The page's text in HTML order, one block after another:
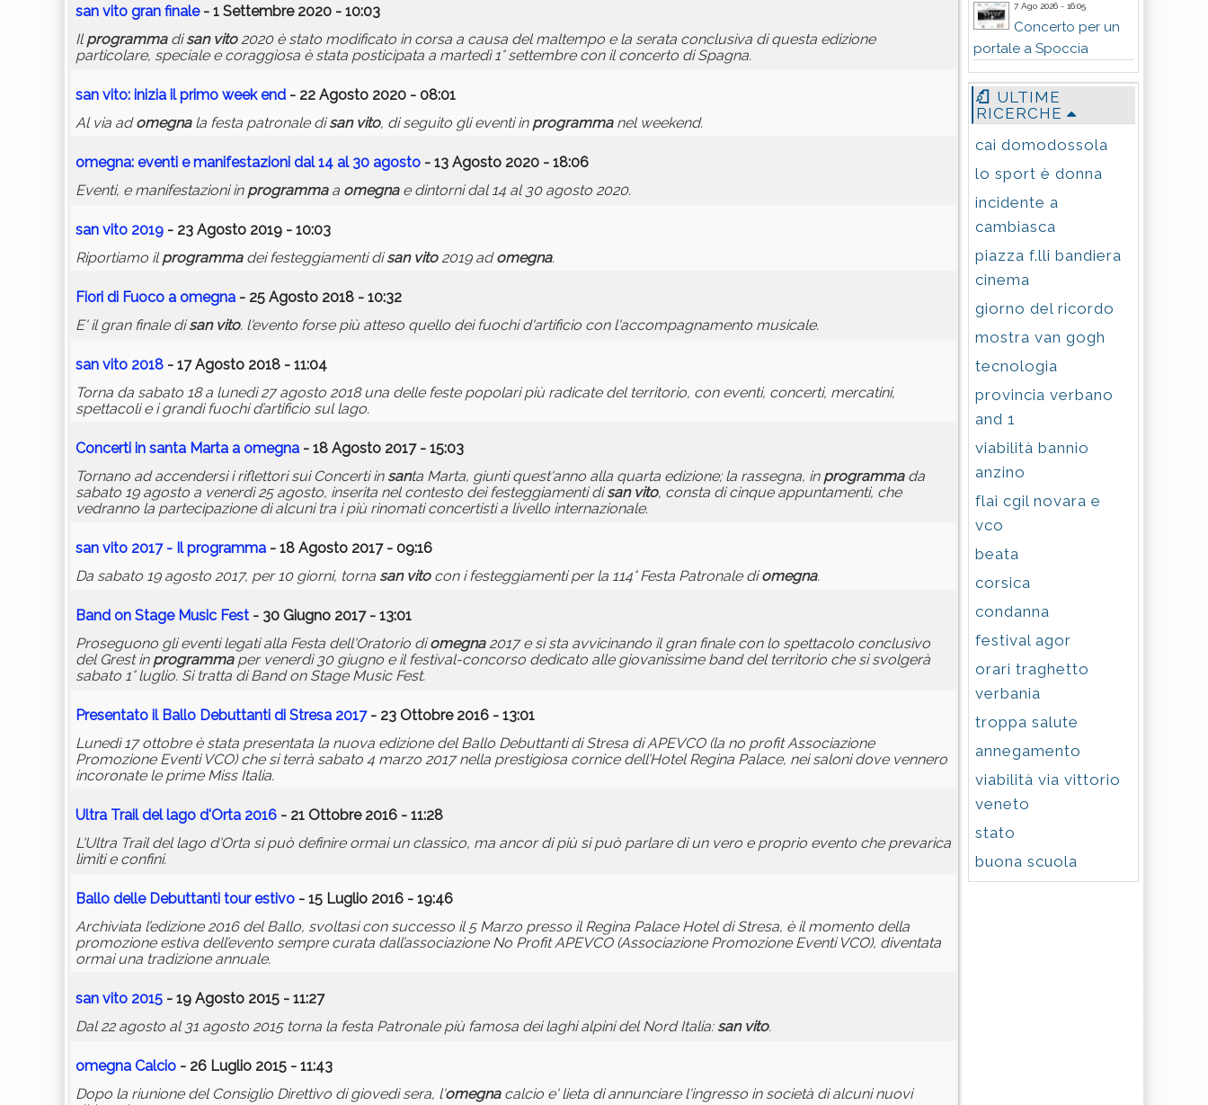
san vito gran finale- 1 Settembre 2020 - 10:03
Ilprogrammadisan vito2020 è stato modificato in corsa a causa del maltempo e la serata conclusiva di questa edizione
particolare, speciale e coraggiosa è stata posticipata a martedì 1° settembre con il concerto di Spagna.
san vito: inizia il primo week end - 22 Agosto 2020 - 08:01
Al via adomegnala festa patronale disan vito, di seguito gli eventi in programmanel weekend.
omegna: eventi e manifestazioni dal 14 al 30 agosto - 13 Agosto 2020 - 18:06
Eventi, e manifestazioni in programmaa omegnae dintorni dal 14 al 30 agosto 2020.
san vito 2019 - 23 Agosto 2019 - 10:03
Riportiamo ilprogrammadei festeggiamenti disan vito2019 adomegna.
Fiori di Fuoco a omegna - 25 Agosto 2018 - 10:32
E' il gran finale disan vito. l'evento forse più atteso quello dei fuochi d'artificio con l'accompagnamento musicale.
san vito 2018 - 17 Agosto 2018 - 11:04
Torna da sabato 18 a lunedì 27 agosto 2018 una delle feste popolari più radicate del territorio, con eventi, concerti, mercatini,
spettacoli e i grandi fuochi d’artificio sul lago.
Concerti in santa Marta a omegna - 18 Agosto 2017 - 15:03
Tornano ad accendersi i riflettori sui Concerti in santa Marta, giunti quest'anno alla quarta edizione; la rassegna, in programmada
sabato 19 agosto a venerdì 25 agosto, inserita nel contesto dei festeggiamenti disan vito, consta di cinque appuntamenti, che
vedranno la partecipazione di alcuni tra i più rinomati concertisti a livello internazionale.
san vito 2017 - Ilprogramma - 18 Agosto 2017 - 09:16
Da sabato 19 agosto 2017, per 10 giorni, torna san vitocon i festeggiamenti per la 114° Festa Patronale diomegna.
Band on Stage Music Fest - 30 Giugno 2017 - 13:01
Proseguono gli eventi legati alla Festa dell'Oratorio diomegna2017 e si sta avvicinando il gran finale con lo spettacolo conclusivo
del Grest in programmaper venerdì 30 giugno e il festival-concorso dedicato alle giovanissime band del territorio che si svolgerà
sabato 1° luglio. Si tratta di Band on Stage Music Fest.
Presentato il Ballo Debuttanti di Stresa 2017- 23 Ottobre 2016 - 13:01
Lunedì 17 ottobre è stata presentata la nuova edizione del Ballo Debuttanti di Stresa di APEVCO (la no profit Associazione
Promozione Eventi VCO) che si terrà sabato 4 marzo 2017 nella prestigiosa cornice dell’Hotel Regina Palace, nei saloni dove vennero
incoronate le prime Miss Italia.
Ultra Trail del lago d'Orta 2016 - 21 Ottobre 2016 - 11:28
L'Ultra Trail del lago d'Orta si può definire ormai un classico, ma ancor di più si può parlare di un vero e proprio evento che prevarica
limiti e confini.
Ballo delle Debuttanti tour estivo - 15 Luglio 2016 - 19:46
Archiviata l’edizione 2016 del Ballo, svoltasi con successo il 5 Marzo presso il Regina Palace Hotel di Stresa, è il momento della
promozione estiva dell’evento sempre curata dall’associazione No Profit APEVCO (Associazione Promozione Eventi VCO), diventata
ormai una tradizione annuale.
san vito 2015 - 19 Agosto 2015 - 11:27
Dal 22 agosto al 31 agosto 2015 torna la festa Patronale più famosa dei laghi alpini del Nord Italia: san vito.
omegna Calcio - 26 Luglio 2015 - 11:43
Dopo la riunione del Consiglio Direttivo di giovedì sera, l'omegnacalcio e' lieta di annunciare l'ingresso in società di alcuni nuovi
7 Ago 2026 - 16:05
Concerto per un
portale a Spoccia
ULTIME
RICERCHE
cai domodossola
lo sport è donna
incidente a
cambiasca
piazza f.lli bandiera
cinema
giorno del ricordo
mostra van gogh
tecnologia
provincia verbano
and 1
viabilità bannio
anzino
flai cgil novara e
vco
beata
corsica
condanna
festival agor
orari traghetto
verbania
troppa salute
annegamento
viabilità via vittorio
veneto
stato
buona scuola